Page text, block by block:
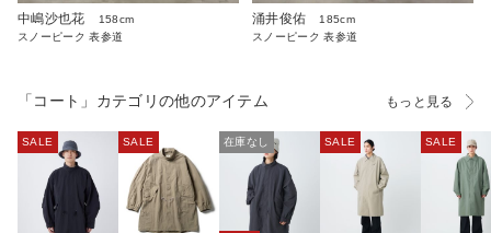
中嶋沙也花
158cm
スノーピーク 表参道
涌井俊佑
185cm
スノーピーク 表参道
「コート」カテゴリの他のアイテム もっと見る
SALE SALE 在庫なし SALE SALE